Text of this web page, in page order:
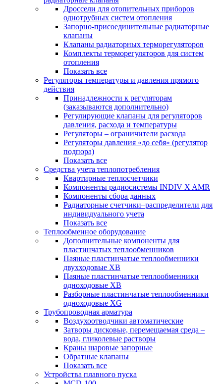
Дроссели для отопительных приборов
однотрубных систем отопления
Запорно-присоединительные радиаторные
клапаны
Клапаны радиаторных терморегуляторов
Комплекты терморегуляторов для систем
отопления
Показать все
Регуляторы температуры и давления прямого
действия
Принадлежности к регуляторам
(заказываются дополнительно)
Регулирующие клапаны для регуляторов
давления, расхода и температуры
Регуляторы – ограничители расхода
Регуляторы давления «до себя» (регулятор
подпора)
Показать все
Средства учета теплопотребления
Квартирные теплосчетчики
Компоненты радиосистемы INDIV X AMR
Компоненты сбора данных
Радиаторные счетчики–распределители для
индивидуального учета
Показать все
Теплообменное оборудование
Дополнительные компоненты для
пластинчатых теплообменников
Паяные пластинчатые теплообменники
двухходовые XB
Паяные пластинчатые теплообменники
одноходовые ХВ
Разборные пластинчатые теплообменники
одноходовые ХG
Трубопроводная арматура
Воздухоотводчики автоматические
Затворы дисковые, перемещаемая среда –
вода, гликолевые растворы
Краны шаровые запорные
Обратные клапаны
Показать все
Устройства плавного пуска